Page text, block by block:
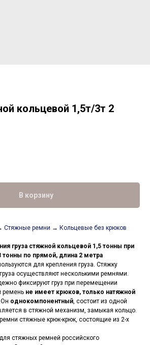
кольцевой 1,5т/3т 2
В корзину
Стяжные ремни → Кольцевые без крюков
груза стяжной кольцевой 1,5 тонны при
тонны по прямой, длина 2 метра
для крепления груза. Стяжку
осуществляют несколькими ремнями.
фиксируют груз при перемещении
ремень не имеет крюков, только натяжной
Он однокомпонентный, состоит из одной
в стяжной механизм, замыкая кольцо.
стяжные крюк-крюк, состоящие из 2-х
стяжных ремней российского